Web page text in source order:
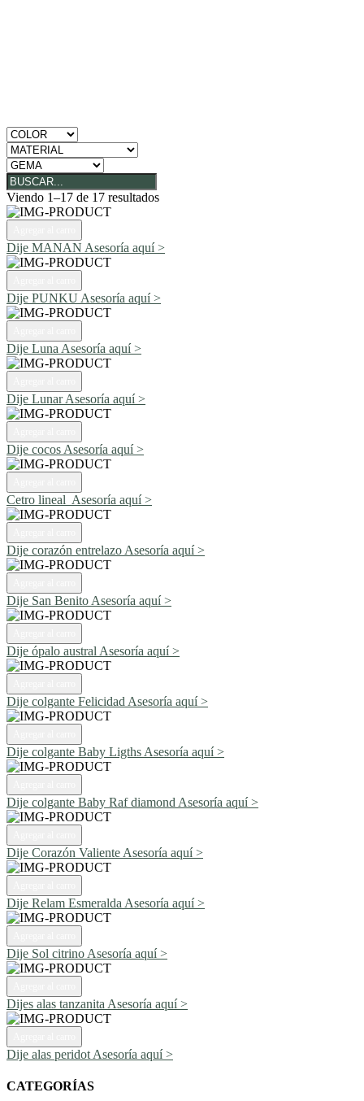
Viendo 1–17 de 17 resultados
Dije MANAN Asesoría aquí >
Dije PUNKU Asesoría aquí >
Dije Luna Asesoría aquí >
Dije LunarAsesoría aquí >
Dije cocos Asesoría aquí >
Cetro lineal Asesoría aquí >
Dije corazón entrelazo Asesoría aquí >
Dije San Benito Asesoría aquí >
Dije ópalo austral Asesoría aquí >
Dije colgante Felicidad Asesoría aquí >
Dije colgante Baby Ligths Asesoría aquí >
Dije colgante Baby Raf diamond Asesoría aquí >
Dije Corazón Valiente Asesoría aquí >
Dije Relam Esmeralda Asesoría aquí >
Dije Sol citrino Asesoría aquí >
Dijes alas tanzanita Asesoría aquí >
Dije alas peridot Asesoría aquí >
CATEGORÍAS